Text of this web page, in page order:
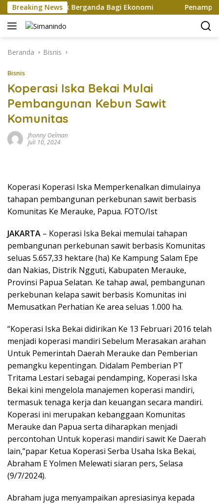
Langsung
ke
konten
Breaking News
Efek Berganda Bagi Ekonomi Penampilan
Beranda Bisnis
Bisnis
Koperasi Iska Bekai Mulai
Pembangunan Kebun Sawit
Komunitas
Jhonny Oelman
Juli 10, 2024
Koperasi Koperasi Iska Memperkenalkan dimulainya
tahapan pembangunan perkebunan sawit berbasis
Komunitas Ke Merauke, Papua. FOTO/Ist
JAKARTA – Koperasi Iska Bekai memulai tahapan
pembangunan perkebunan sawit berbasis Komunitas
seluas 5.657,33 hektare (ha) Ke Kampung Salam Epe
dan Nakias, Distrik Ngguti, Kabupaten Merauke,
Provinsi Papua Selatan. Ke tahap awal, pembangunan
perkebunan kelapa sawit berbasis Komunitas ini
Memusatkan Perhatian Ke area seluas 1.000 ha.
“Koperasi Iska Bekai didirikan Ke 13 Februari 2016 telah
menjadi koperasi mandiri Sebelum Merasakan arahan
Untuk Pemerintah Daerah Merauke dan Pemberian
pemangku kepentingan. Didalam Pemberian PT
Tritama Lestari sebagai pendamping, Koperasi Iska
Bekai kini mengelola manajemen koperasi mandiri,
termasuk tenaga kerja dan keuangan secara mandiri.
Koperasi ini merupakan kebanggaan Komunitas
Merauke dan Papua serta diharapkan menjadi
percontohan Untuk koperasi mandiri sawit Ke Daerah
lain,”papar Ketua Koperasi Serba Usaha Iska Bekai,
Abraham E Yolmen Melewati siaran pers, Selasa
(9/7/2024).
Abraham juga menyampaikan apresiasinya kepada